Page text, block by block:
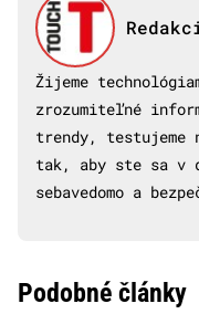
Žijeme
zrozumiteľné
trendy, testujeme
tak, aby ste sa
sebavedomo a
Podobné články